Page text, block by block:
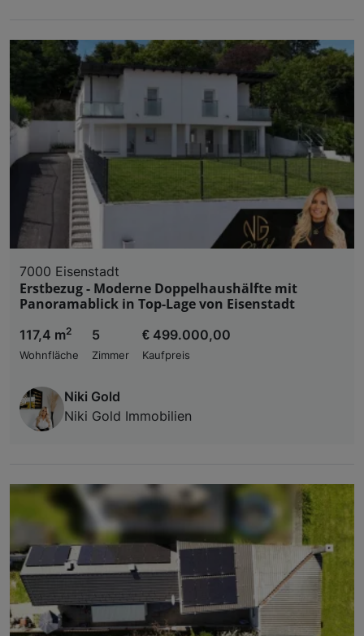
7000 Eisenstadt
Erstbezug - Moderne Doppelhaushälfte mit
Panoramablick in Top-Lage von Eisenstadt
117,4 m2
Wohnfläche
5
Zimmer
€ 499.000,00
Kaufpreis
Niki Gold
Niki Gold Immobilien